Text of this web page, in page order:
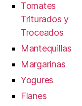
Tomates
Triturados y
Troceados
Mantequillas
Margarinas
Yogures
Flanes